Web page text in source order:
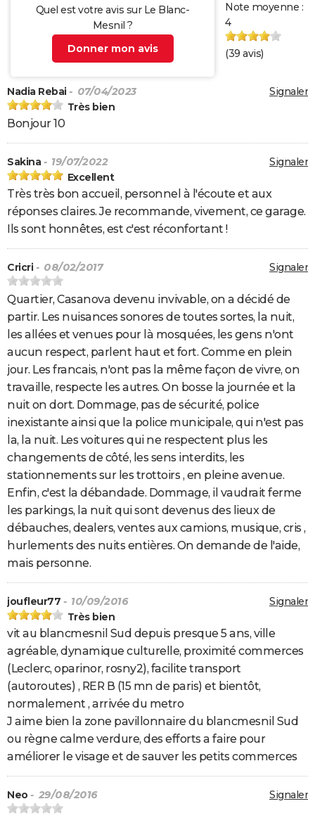
Quel est votre avis sur Le Blanc-
Mesnil ?
Donner mon avis
Note moyenne :
4
(39 avis)
Signaler
Nadia Rebai - 07/04/2023
Très bien
Bonjour 10
Signaler
Sakina - 19/07/2022
Excellent
Très très bon accueil, personnel à l'écoute et aux
réponses claires. Je recommande, vivement, ce garage.
Ils sont honnêtes, est c'est réconfortant !
Signaler
Cricri - 08/02/2017
Quartier, Casanova devenu invivable, on a décidé de
partir. Les nuisances sonores de toutes sortes, la nuit,
les allées et venues pour là mosquées, les gens n'ont
aucun respect, parlent haut et fort. Comme en plein
jour. Les francais, n'ont pas la même façon de vivre, on
travaille, respecte les autres. On bosse la journée et la
nuit on dort. Dommage, pas de sécurité, police
inexistante ainsi que la police municipale, qui n'est pas
la, la nuit. Les voitures qui ne respectent plus les
changements de côté, les sens interdits, les
stationnements sur les trottoirs , en pleine avenue.
Enfin, c'est la débandade. Dommage, il vaudrait ferme
les parkings, la nuit qui sont devenus des lieux de
débauches, dealers, ventes aux camions, musique, cris ,
hurlements des nuits entières. On demande de l'aide,
mais personne.
Signaler
joufleur77 - 10/09/2016
Très bien
vit au blancmesnil Sud depuis presque 5 ans, ville
agréable, dynamique culturelle, proximité commerces
(Leclerc, oparinor, rosny2), facilite transport
(autoroutes) , RER B (15 mn de paris) et bientôt,
normalement , arrivée du metro
J aime bien la zone pavillonnaire du blancmesnil Sud
ou règne calme verdure, des efforts a faire pour
améliorer le visage et de sauver les petits commerces
Signaler
Neo - 29/08/2016